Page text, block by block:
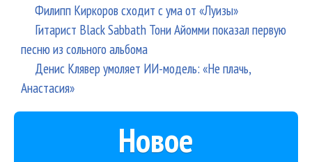
Филипп Киркоров сходит с ума от «Луизы»
Гитарист Black Sabbath Тони Айомми показал первую
песню из сольного альбома
Денис Клявер умоляет ИИ-модель: «Не плачь,
Анастасия»
Новое